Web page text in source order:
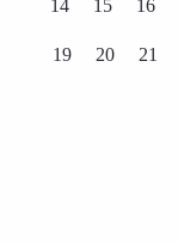
14 15 16
19 20 21